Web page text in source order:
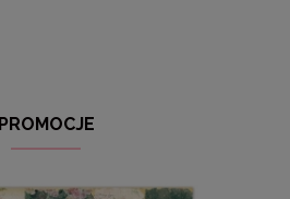
PROMOCJE